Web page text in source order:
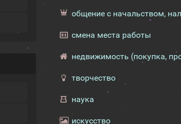
общение с начальством,
смена места работы
недвижимость (покупка,
творчество
наука
искусство